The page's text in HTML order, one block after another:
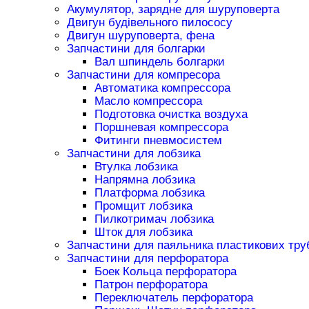
Акумулятор, зарядне для шуруповерта
Двигун будівельного пилососу
Двигун шуруповерта, фена
Запчастини для болгарки
Вал шпиндель болгарки
Запчастини для компресора
Автоматика компрессора
Масло компрессора
Подготовка очистка воздуха
Поршневая компрессора
Фитинги пневмосистем
Запчастини для лобзика
Втулка лобзика
Напрямна лобзика
Платформа лобзика
Промщит лобзика
Пилкотримач лобзика
Шток для лобзика
Запчастини для паяльника пластикових
Запчастини для перфоратора
Боек Кольца перфоратора
Патрон перфоратора
Переключатель перфоратора